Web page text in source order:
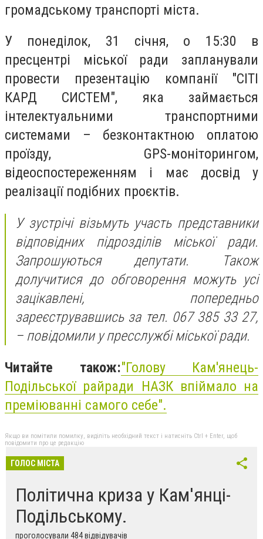
громадському транспорті міста.
У понеділок, 31 січня, о 15:30 в
пресцентрі міської ради запланували
провести презентацію компанії "СІТІ
КАРД СИСТЕМ", яка займається
інтелектуальними транспортними
системами – безконтактною оплатою
проїзду, GPS-моніторингом,
відеоспостереженням і має досвід у
реалізації подібних проєктів.
У зустрічі візьмуть участь представники
відповідних підрозділів міської ради.
Запрошуються депутати. Також
долучитися до обговорення можуть усі
зацікавлені, попередньо
зареєструвавшись за тел. 067 385 33 27,
– повідомили у пресслужбі міської ради.
Читайте також:"Голову Кам'янець-
Подільської райради НАЗК впіймало на
преміюванні самого себе".
Якщо ви помітили помилку, виділіть необхідний текст і натисніть Ctrl + Enter, щоб
повідомити про це редакцію
ГОЛОС МІСТА
Політична криза у Кам'янці-
Подільському.
проголосували 484 відвідувачів